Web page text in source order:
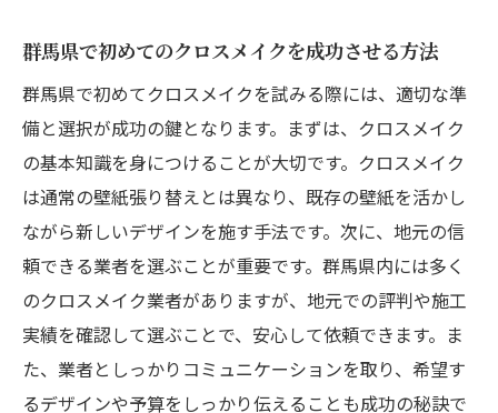
群馬県で初めてのクロスメイクを成功させる方法
群馬県で初めてクロスメイクを試みる際には、適切な準
備と選択が成功の鍵となります。まずは、クロスメイク
の基本知識を身につけることが大切です。クロスメイク
は通常の壁紙張り替えとは異なり、既存の壁紙を活かし
ながら新しいデザインを施す手法です。次に、地元の信
頼できる業者を選ぶことが重要です。群馬県内には多く
のクロスメイク業者がありますが、地元での評判や施工
実績を確認して選ぶことで、安心して依頼できます。ま
た、業者としっかりコミュニケーションを取り、希望す
るデザインや予算をしっかり伝えることも成功の秘訣で